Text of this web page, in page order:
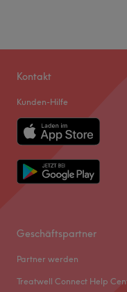
Kontakt
Kunden-Hilfe
Geschäftspartner
Partner werden
Treatwell Connect Help